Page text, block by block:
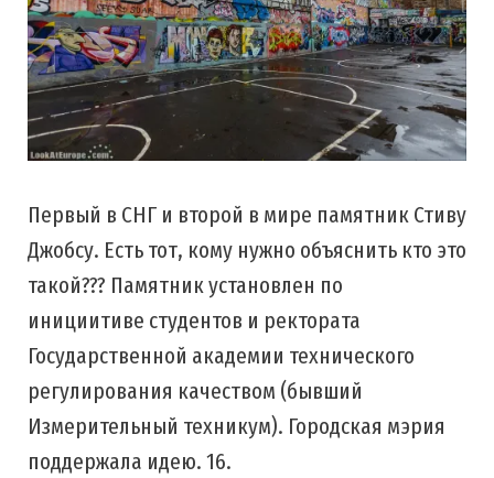
Первый в СНГ и второй в мире памятник Стиву
Джобсу. Есть тот, кому нужно объяснить кто это
такой??? Памятник установлен по
инициитиве студентов и ректората
Государственной академии технического
регулирования качеством (бывший
Измерительный техникум). Городская мэрия
поддержала идею. 16.